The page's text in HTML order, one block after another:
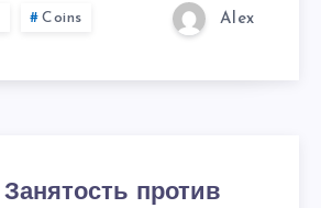
Coins Alex
Занятость против